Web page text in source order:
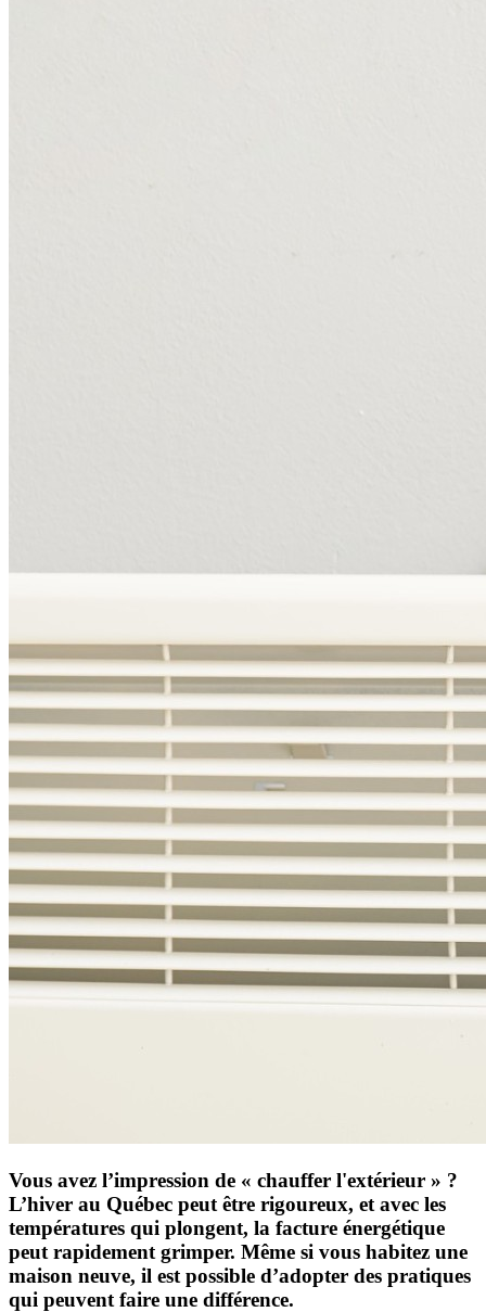
Vous avez l’impression de « chauffer l'extérieur » ?
L’hiver au Québec peut être rigoureux, et avec les
températures qui plongent, la facture énergétique
peut rapidement grimper. Même si vous habitez une
maison neuve, il est possible d’adopter des pratiques
qui peuvent faire une différence.